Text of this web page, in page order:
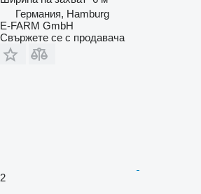
Германия, Hamburg
E-FARM GmbH
Свържете се с продавача
2